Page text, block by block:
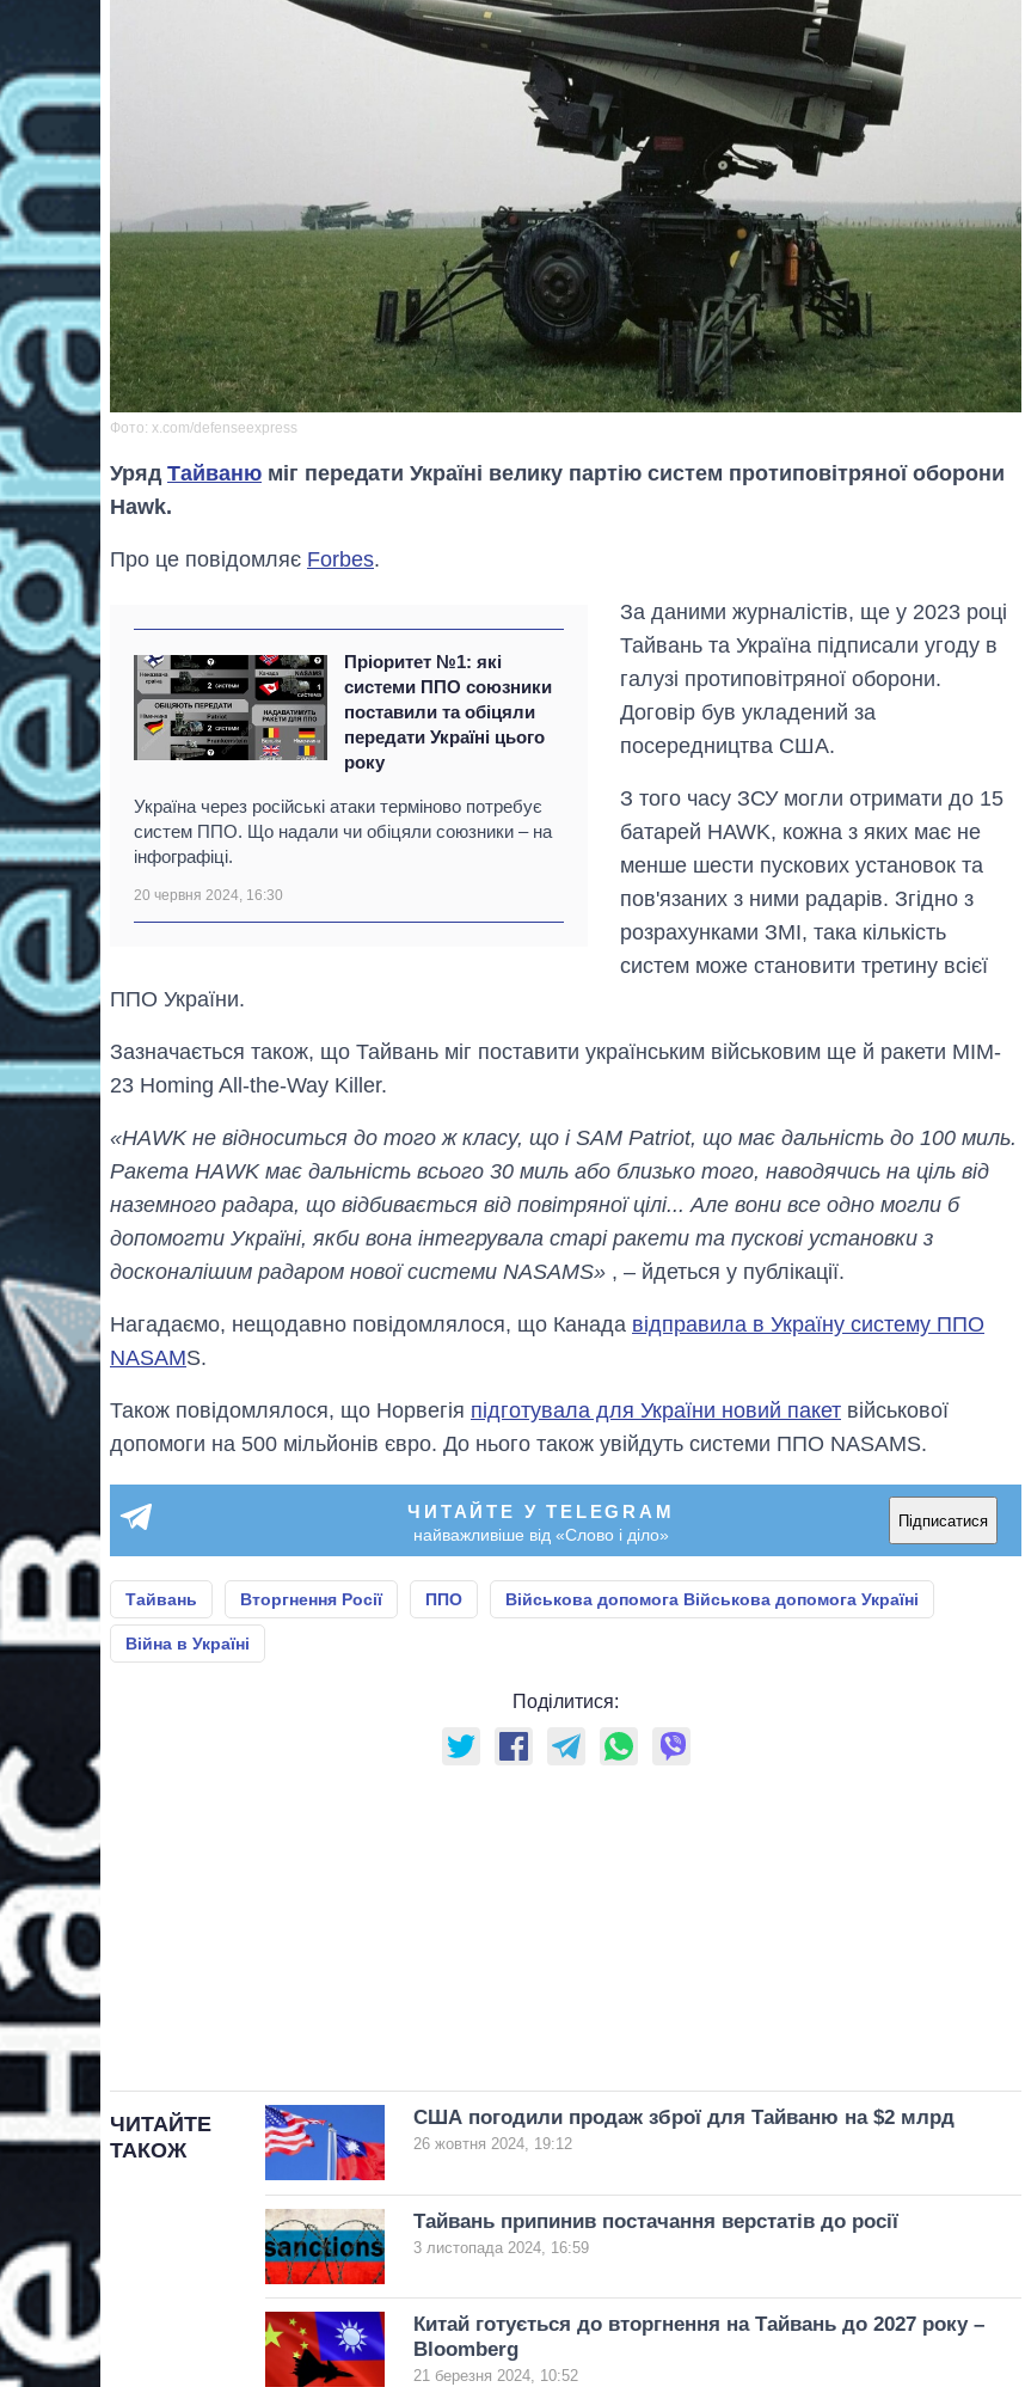
Фото: x.com/defenseexpress
Уряд Тайваню міг передати Україні велику партію систем протиповітряної оборони
Hawk.
Про це повідомляє Forbes.
Пріоритет №1: які
системи ППО союзники
поставили та обіцяли
передати Україні цього
року
Україна через російські атаки терміново потребує
систем ППО. Що надали чи обіцяли союзники – на
інфографіці.
20 червня 2024, 16:30
За даними журналістів, ще у 2023 році
Тайвань та Україна підписали угоду в
галузі протиповітряної оборони.
Договір був укладений за
посередництва США.
З того часу ЗСУ могли отримати до 15
батарей HAWK, кожна з яких має не
менше шести пускових установок та
пов'язаних з ними радарів. Згідно з
розрахунками ЗМІ, така кількість
систем може становити третину всієї
ППО України.
Зазначається також, що Тайвань міг поставити українським військовим ще й ракети MIM-
23 Homing All-the-Way Killer.
«HAWK не відноситься до того ж класу, що і SAM Patriot, що має дальність до 100 миль.
Ракета HAWK має дальність всього 30 миль або близько того, наводячись на ціль від
наземного радара, що відбивається від повітряної цілі... Але вони все одно могли б
допомогти Україні, якби вона інтегрувала старі ракети та пускові установки з
досконалішим радаром нової системи NASAMS» , – йдеться у публікації.
Нагадаємо, нещодавно повідомлялося, що Канада відправила в Україну систему ППО
NASAMS.
Також повідомлялося, що Норвегія підготувала для України новий пакет військової
допомоги на 500 мільйонів євро. До нього також увійдуть системи ППО NASAMS.
ЧИТАЙТЕ У TELEGRAM
найважливіше від «Слово і діло»
Підписатися
Тайвань Вторгнення Росії ППО Військова допомога Військова допомога Україні
Війна в Україні
Поділитися:
ЧИТАЙТЕ
ТАКОЖ
США погодили продаж зброї для Тайваню на $2 млрд
26 жовтня 2024, 19:12
Тайвань припинив постачання верстатів до росії
3 листопада 2024, 16:59
Китай готується до вторгнення на Тайвань до 2027 року –
Bloomberg
21 березня 2024, 10:52
Вісім масованих
головною ціллю